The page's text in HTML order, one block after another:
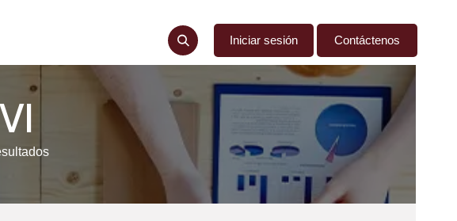
Denuncias Iniciar sesión Contáctenos